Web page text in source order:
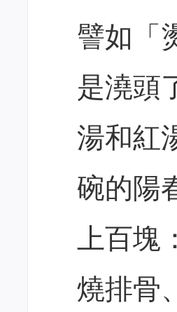
譬如「
是澆頭
湯和紅
碗的陽
上百
燒排骨